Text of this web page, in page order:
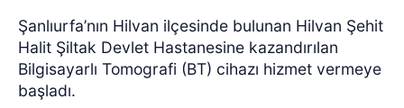
Şanlıurfa’nın Hilvan ilçesinde bulunan Hilvan Şehit
Halit Şiltak Devlet Hastanesine kazandırılan
Bilgisayarlı Tomografi (BT) cihazı hizmet vermeye
başladı.